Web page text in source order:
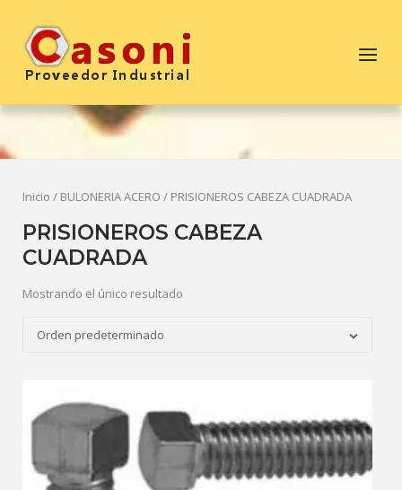
contenido
Inicio
Menú
Inicio / BULONERIA ACERO / PRISIONEROS CABEZA CUADRADA
PRISIONEROS CABEZA
CUADRADA
Mostrando el único resultado
Orden predeterminado